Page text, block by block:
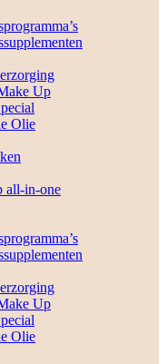
Up
Olie
all-in-one
Up
Olie